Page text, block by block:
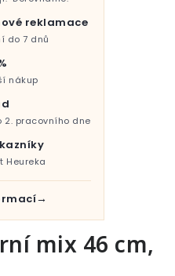
mix 46 cm,
reklamace
do 7 dnů
nákup
pracovního dne
Heureka